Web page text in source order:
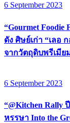
6 September 2023
“Gourmet Foodie
ดัง ศิษย์เก่า “เลอ
จากวัตถุดิบพรีเมีย
6 September 2023
“@Kitchen
หรรษา Into the